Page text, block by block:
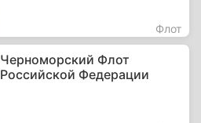
Флот
Черноморский Флот
Российской Федерации